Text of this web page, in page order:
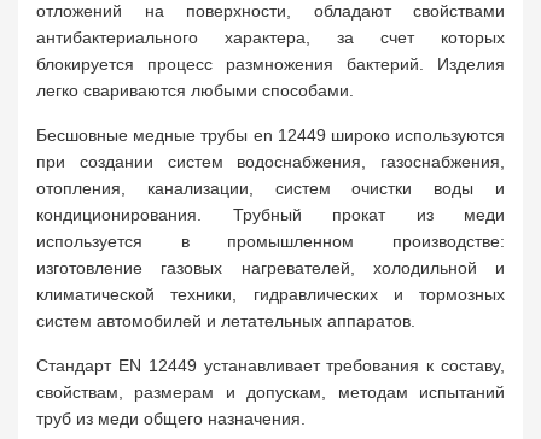
отложений на поверхности, обладают свойствами
антибактериального характера, за счет которых
блокируется процесс размножения бактерий. Изделия
легко свариваются любыми способами.
Бесшовные медные трубы en 12449 широко используются
при создании систем водоснабжения, газоснабжения,
отопления, канализации, систем очистки воды и
кондиционирования. Трубный прокат из меди
используется в промышленном производстве:
изготовление газовых нагревателей, холодильной и
климатической техники, гидравлических и тормозных
систем автомобилей и летательных аппаратов.
Стандарт EN 12449 устанавливает требования к составу,
свойствам, размерам и допускам, методам испытаний
труб из меди общего назначения.